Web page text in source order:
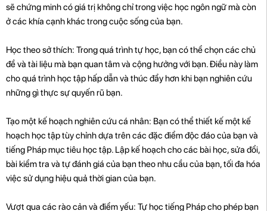
sẽ chứng minh có giá trị không chỉ trong việc học ngôn ngữ mà còn
ở các khía cạnh khác trong cuộc sống của bạn.
Học theo sở thích: Trong quá trình tự học, bạn có thể chọn các chủ
đề và tài liệu mà bạn quan tâm và cộng hưởng với bạn. Điều này làm
cho quá trình học tập hấp dẫn và thúc đẩy hơn khi bạn nghiên cứu
những gì thực sự quyến rũ bạn.
Tạo một kế hoạch nghiên cứu cá nhân: Bạn có thể thiết kế một kế
hoạch học tập tùy chỉnh dựa trên các đặc điểm độc đáo của bạn và
tiếng Pháp mục tiêu học tập. Lập kế hoạch cho các bài học, sửa đổi,
bài kiểm tra và tự đánh giá của bạn theo nhu cầu của bạn, tối đa hóa
việc sử dụng hiệu quả thời gian của bạn.
Vượt qua các rào cản và điểm yếu: Tự học tiếng Pháp cho phép bạn